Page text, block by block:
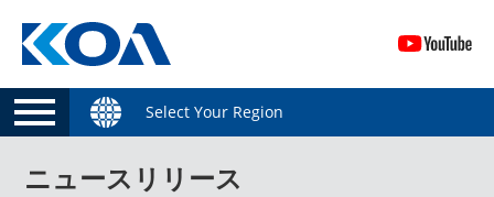
Select Your Region
ニュースリリース